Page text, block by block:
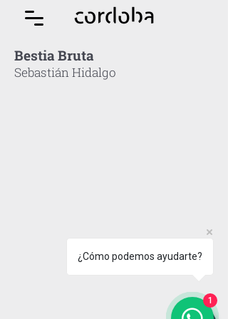
Bestia Bruta
Sebastián Hidalgo
¿Cómo podemos ayudarte?
1